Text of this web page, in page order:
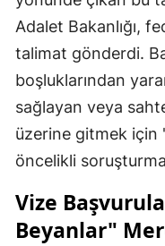
Adalet Bakanlığı,
talimat gönderdi.
boşluklarından
sağlayan veya
üzerine gitmek için
öncelikli
Vize
Beyanlar"